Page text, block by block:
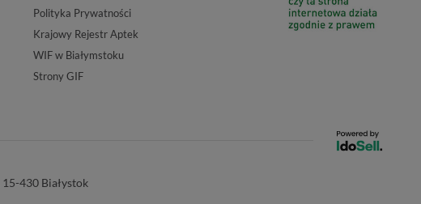
Polityka Prywatności
Krajowy Rejestr Aptek
WIF w Białymstoku
Strony GIF
15-430 Białystok